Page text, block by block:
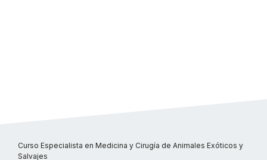
Curso Especialista en Medicina y Cirugía de Animales Exóticos y
Salvajes